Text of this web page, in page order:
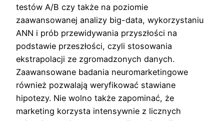
testów A/B czy także na poziomie
zaawansowanej analizy big-data, wykorzystaniu
ANN i prób przewidywania przyszłości na
podstawie przeszłości, czyli stosowania
ekstrapolacji ze zgromadzonych danych.
Zaawansowane badania neuromarketingowe
również pozwalają weryfikować stawiane
hipotezy. Nie wolno także zapominać, że
marketing korzysta intensywnie z licznych